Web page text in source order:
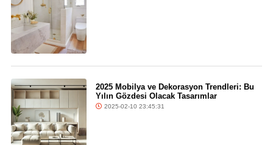
2025 Mobilya ve Dekorasyon Trendleri: Bu
Yılın Gözdesi Olacak Tasarımlar
2025-02-10 23:45:31